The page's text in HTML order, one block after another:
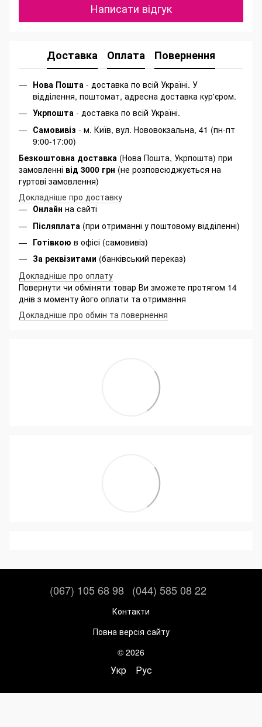
Написати відгук
Доставка Оплата Повернення
Нова Пошта - доставка по всій Україні. У
відділення, поштомат, адресна доставка кур'єром.
Укрпошта - доставка по всій Україні.
Самовивіз - м. Київ, вул. Нововокзальна, 41 (пн-пт
9:00-17:00)
Безкоштовна доставка (Нова Пошта, Укрпошта) при
замовленні від 3000 грн (не розповсюджується на
гуртові замовлення)
Докладніше про доставку
Онлайн на сайті
Післяплата (при отриманні у поштовому відділенні)
Готівкою в офісі (самовивіз)
За реквізитами (банківський переказ)
Докладніше про оплату
Повернути чи обміняти товар Ви зможете протягом 14
днів з моменту його оплати та отримання
Докладніше про обмін та повернення
(067) 105 68 98 (044) 585 08 22
Контакти
Повна версія сайту
© 2026
Укр Рус